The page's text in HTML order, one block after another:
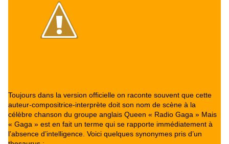
Toujours dans la version officielle on raconte souvent que cette
auteur-compositrice-interprète doit son nom de scène à la
célèbre chanson du groupe anglais Queen « Radio Gaga » Mais
« Gaga » est en fait un terme qui se rapporte immédiatement à
l’absence d’intelligence. Voici quelques synonymes pris d’un